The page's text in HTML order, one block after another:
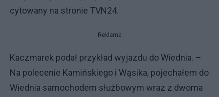
cytowany na stronie TVN24.
Reklama
Kaczmarek podał przykład wyjazdu do Wiednia. –
Na polecenie Kamińskiego i Wąsika, pojechałem do
Wiednia samochodem służbowym wraz z dwoma